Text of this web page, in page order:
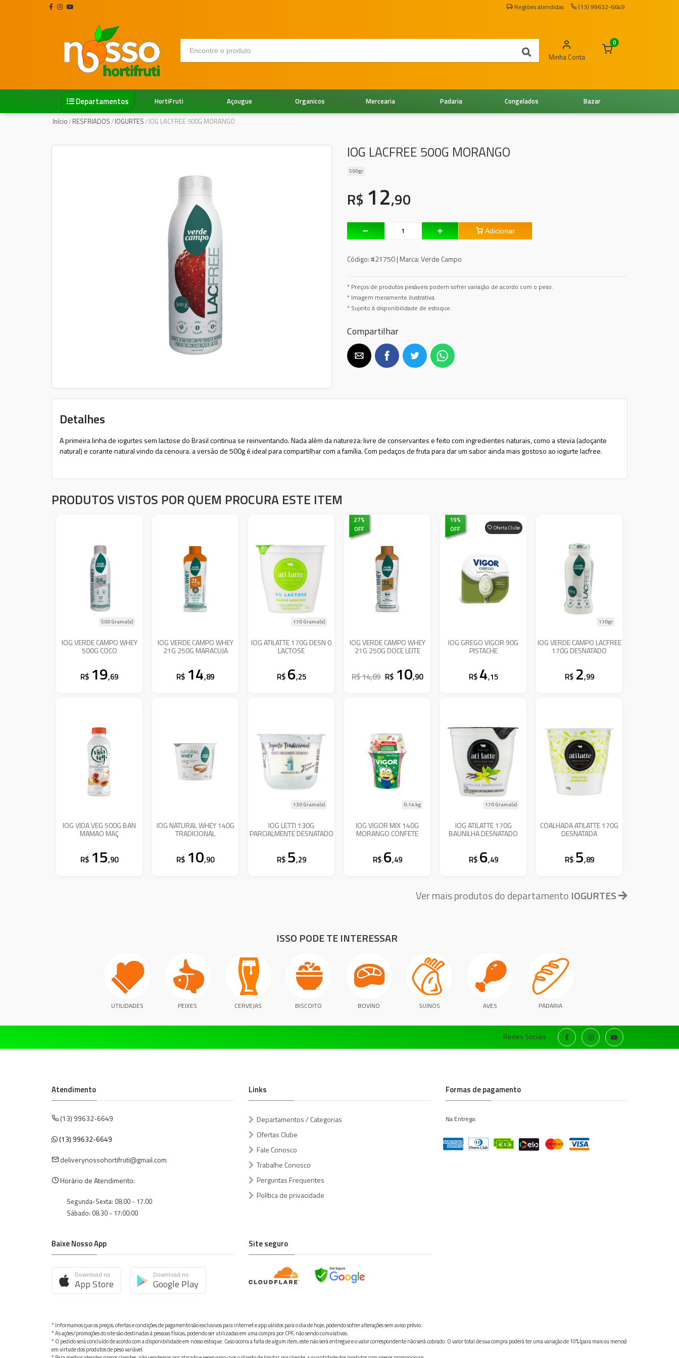
Regiões atendidas (13) 99632-6649
Minha Conta
0
Departamentos Bazar
Congelados
Padaria
Mercearia
Organicos
Açougue
HortiFruti
Início/RESFRIADOS/IOGURTES/IOG LACFREE 500G MORANGO
IOG LACFREE 500G MORANGO
500gr
R$ 12,90
Adicionar
Código:#21750 | Marca:Verde Campo
* Preços de produtos pesáveis podem sofrer variação de acordo com o peso.
* Imagem meramente ilustrativa.
* Sujeito à disponibilidade de estoque.
Compartilhar
Detalhes
A primeira linha de iogurtes sem lactose do Brasil continua se reinventando. Nada além da natureza: livre de conservantes e feito com ingredientes naturais, como a stevia (adoçante
natural) e corante natural vindo da cenoura. a versão de 500g é ideal para compartilhar com a família. Com pedaços de fruta para dar um sabor ainda mais gostoso ao iogurte lacfree.
PRODUTOS VISTOS POR QUEM PROCURA ESTE ITEM
IOG VERDE CAMPO WHEY
500G COCO
500 Grama(s)
R$ 19,69
IOG VERDE CAMPO WHEY
21G 250G MARACUJA
R$ 14,89
IOG ATILATTE 170G DESN 0
LACTOSE
170 Grama(s)
R$ 6,25
27%
OFF
IOG VERDE CAMPO WHEY
21G 250G DOCE LEITE
R$ 14,89 R$ 10,90
Oferta Clube
19%
OFF
IOG GREGO VIGOR 90G
PISTACHE
R$ 4,15
IOG VERDE CAMPO LACFREE
170G DESNATADO
170gr
R$ 2,99
IOG VIDA VEG 500G BAN
MAMAO MAÇ
R$ 15,90
IOG NATURAL WHEY 140G
TRADICIONAL
R$ 10,90
IOG LETTI 130G
PARCIALMENTE DESNATADO
130 Grama(s)
R$ 5,29
IOG VIGOR MIX 140G
MORANGO CONFETE
0.14 kg
R$ 6,49
IOG ATILATTE 170G
BAUNILHA DESNATADO
170 Grama(s)
R$ 6,49
COALHADA ATILATTE 170G
DESNATADA
R$ 5,89
Ver mais produtos do departamento IOGURTES
ISSO PODE TE INTERESSAR
UTILIDADES PEIXES CERVEJAS BISCOITO BOVINO SUINOS AVES PADARIA
Redes Sociais
Atendimento
(13) 99632-6649
(13) 99632-6649
deliverynossohortifruti@gmail.com
Horário de Atendimento:
Segunda-Sexta: 08.00 - 17.00
Sábado: 08.30 - 17:00:00
Links
Departamentos / Categorias
Ofertas Clube
Fale Conosco
Trabalhe Conosco
Perguntas Frequentes
Política de privacidade
Formas de pagamento
Na Entrega:
Baixe Nosso App
Download na
App Store
Download no
Google Play
Site seguro
* Informamos que os preços, ofertas e condições de pagamento são exclusivos para internet e app válidos para o dia de hoje, podendo sofrer alterações sem aviso prévio.
* As ações/promoções do site são destinadas à pessoas físicas, podendo ser utilizadas em uma compra por CPF, não sendo cumulativas.
* O pedido será concluído de acordo com a disponibilidade em nosso estoque. Caso ocorra a falta de algum item, este não será entregue e o valor correspondente não será cobrado. O valor total de sua compra poderá ter uma variação de 10% (para mais ou menos)
em virtude dos produtos de peso variável.